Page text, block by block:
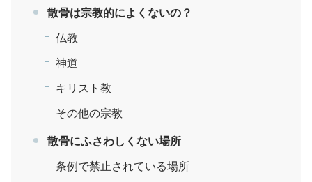
散骨は宗教的によくないの？
仏教
神道
キリスト教
その他の宗教
散骨にふさわしくない場所
条例で禁止されている場所